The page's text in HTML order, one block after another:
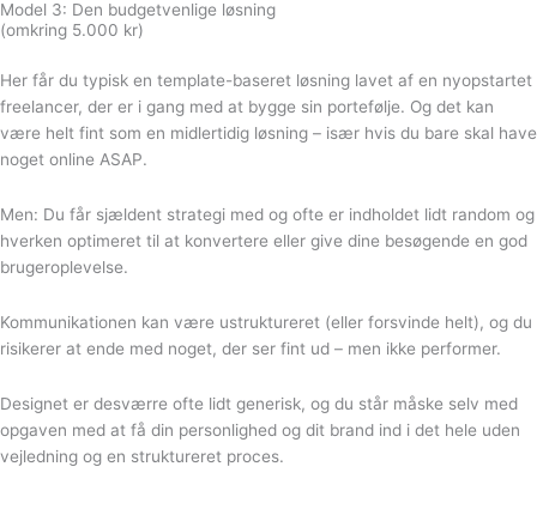
Model 3: Den budgetvenlige løsning
(omkring 5.000 kr)
Her får du typisk en template-baseret løsning lavet af en nyopstartet
freelancer, der er i gang med at bygge sin portefølje. Og det kan
være helt fint som en midlertidig løsning – især hvis du bare skal have
noget online ASAP.
Men: Du får sjældent strategi med og ofte er indholdet lidt random og
hverken optimeret til at konvertere eller give dine besøgende en god
brugeroplevelse.
Kommunikationen kan være ustruktureret (eller forsvinde helt), og du
risikerer at ende med noget, der ser fint ud – men ikke performer.
Designet er desværre ofte lidt generisk, og du står måske selv med
opgaven med at få din personlighed og dit brand ind i det hele uden
vejledning og en struktureret proces.